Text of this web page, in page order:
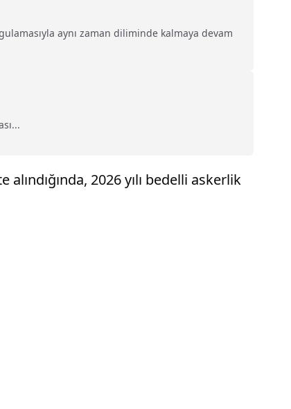
aynı zaman diliminde kalmaya devam
2026 yılı bedelli askerlik